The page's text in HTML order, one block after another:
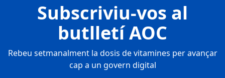
Subscriviu-vos al
butlletí AOC
Rebeu setmanalment la dosis de vitamines per avançar
cap a un govern digital